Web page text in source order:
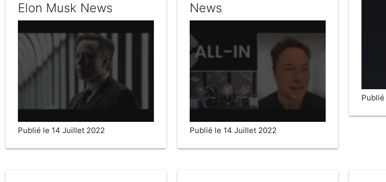
Elon Musk News
Publié le 14 Juillet 2022
News
Publié le 14 Juillet 2022